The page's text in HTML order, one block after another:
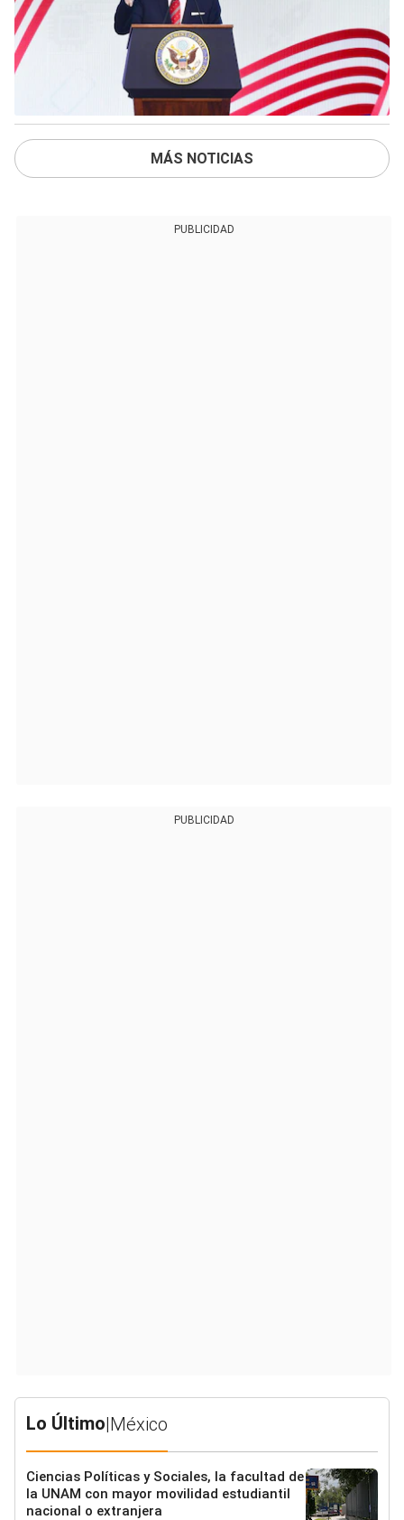
MÁS NOTICIAS
PUBLICIDAD
PUBLICIDAD
Lo Último|México
Ciencias Políticas y Sociales, la facultad de
la UNAM con mayor movilidad estudiantil
nacional o extranjera